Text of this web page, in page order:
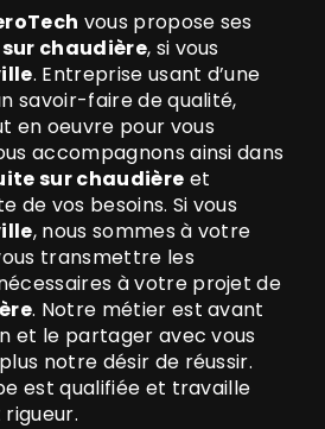
vous propose ses
chaudière, si vous
. Entreprise usant d’une
savoir-faire de qualité,
en oeuvre pour vous
accompagnons ainsi dans
sur chaudière et
de vos besoins. Si vous
, nous sommes à votre
transmettre les
à votre projet de
. Notre métier est avant
et le partager avec vous
notre désir de réussir.
est qualifiée et travaille